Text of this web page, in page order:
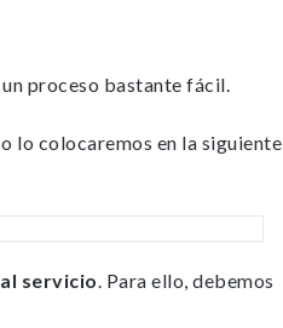
un proceso bastante fácil.
lo colocaremos en la siguiente
servicio. Para ello, debemos